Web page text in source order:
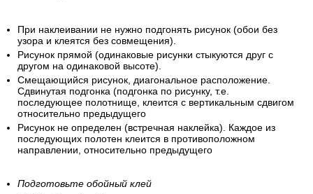
При наклеивании не нужно подгонять рисунок (обои без
узора и клеятся без совмещения).
Рисунок прямой (одинаковые рисунки стыкуются друг с
другом на одинаковой высоте).
Смещающийся рисунок, диагональное расположение.
Сдвинутая подгонка (подгонка по рисунку, т.е.
последующее полотнище, клеится с вертикальным сдвигом
относительно предыдущего
Рисунок не определен (встречная наклейка). Каждое из
последующих полотен клеится в противоположном
направлении, относительно предыдущего
Подготовьте обойный клей